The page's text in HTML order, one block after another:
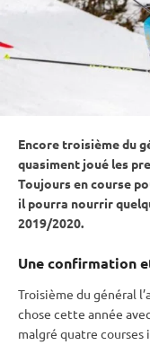
Encore troisième du
quasiment joué les
Toujours en course
il pourra nourrir
2019/2020.
Une confirmation
Troisième du général
chose cette année
malgré quatre courses